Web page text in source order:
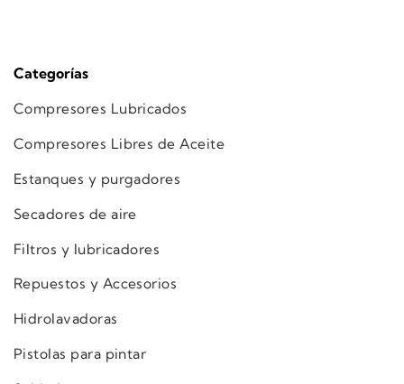
Categorías
Compresores Lubricados
Compresores Libres de Aceite
Estanques y purgadores
Secadores de aire
Filtros y lubricadores
Repuestos y Accesorios
Hidrolavadoras
Pistolas para pintar